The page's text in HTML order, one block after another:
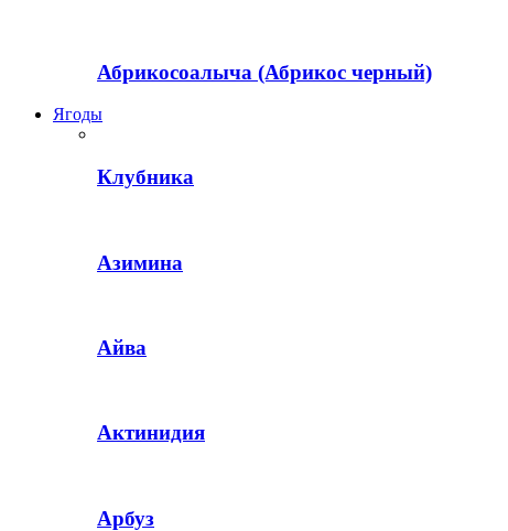
Абрикосоалыча (Абрикос черный)
Ягоды
Клубника
Азимина
Айва
Актинидия
Арбуз